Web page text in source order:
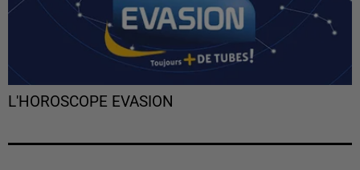
L'HOROSCOPE EVASION